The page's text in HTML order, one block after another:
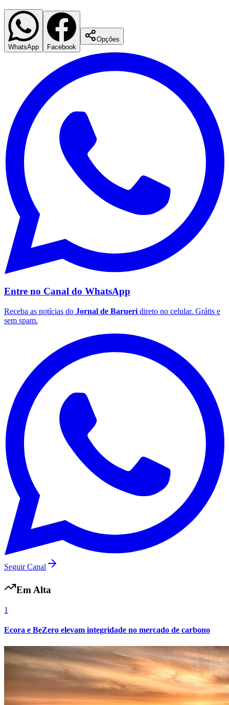
Cruzeiro
Bahia
Fortaleza
WhatsApp Facebook
Opções
Entre no Canal do WhatsApp
Receba as notícias do Jornal de Barueri direto no celular. Grátis e
sem spam.
Seguir Canal
Em Alta
1
Ecora e BeZero elevam integridade no mercado de carbono